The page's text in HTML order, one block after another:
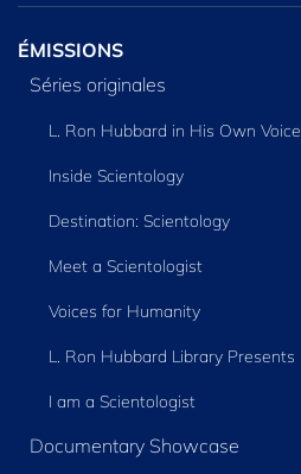
ÉMISSIONS
Séries originales
L. Ron Hubbard in His Own Voice
Inside Scientology
Destination: Scientology
Meet a Scientologist
Voices for Humanity
L. Ron Hubbard Library Presents
I am a Scientologist
Documentary Showcase